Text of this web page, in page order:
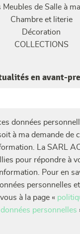
Meubles de Salle à
Chambre et literie
Décoration
COLLECTIONS
en avant-
(Nécessaire)
données
à ma demande de
La SARL
pour répondre à
en savoir plus sur la
personnelles
à la page «
données personnelles